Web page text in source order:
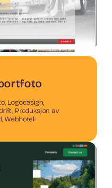
, Logodesign,
, Produksjon av
,Webhotell